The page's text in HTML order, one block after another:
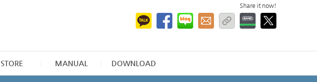
Share it now!
STORE MANUAL DOWNLOAD